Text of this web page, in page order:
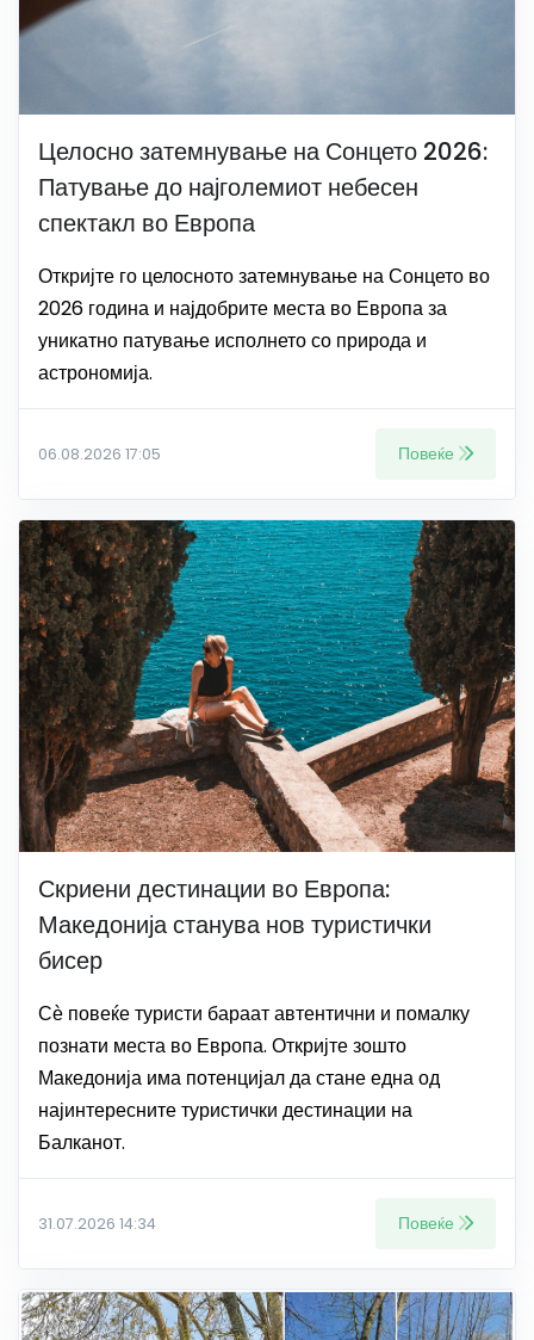
Целосно затемнување на Сонцето 2026:
Патување до најголемиот небесен
спектакл во Европа
Откријте го целосното затемнување на Сонцето во
2026 година и најдобрите места во Европа за
уникатно патување исполнето со природа и
астрономија.
06.08.2026 17:05 Повеќе
Скриени дестинации во Европа:
Македонија станува нов туристички
бисер
Сѐ повеќе туристи бараат автентични и помалку
познати места во Европа. Откријте зошто
Македонија има потенцијал да стане една од
најинтересните туристички дестинации на
Балканот.
31.07.2026 14:34 Повеќе